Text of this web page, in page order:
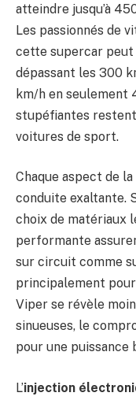
atteindre jusqu’à
Les passionnés de
cette supercar peut
dépassant les 300
km/h en seulement
stupéfiantes restent
voitures de sport.
Chaque aspect de
conduite exaltante.
choix de matériaux
performante
sur circuit comme
principalement
Viper se révèle
sinueuses, le
pour une puissance
L’injection